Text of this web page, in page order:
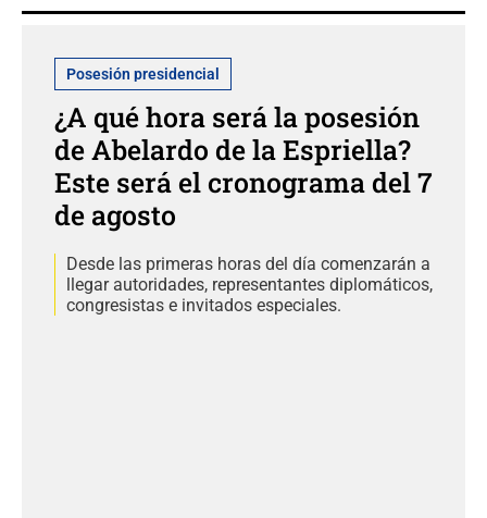
Posesión presidencial
¿A qué hora será la posesión
de Abelardo de la Espriella?
Este será el cronograma del 7
de agosto
Desde las primeras horas del día comenzarán a
llegar autoridades, representantes diplomáticos,
congresistas e invitados especiales.